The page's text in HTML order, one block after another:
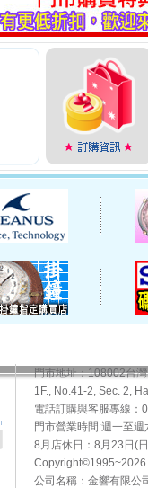
門市地址：108002台
1F., No.41-2, Sec. 2,
電話訂購與客服專線
門市營業時間:週一至
8月店休日：8月23日(
Copyright©1995~2026
公司名稱：金響有限公